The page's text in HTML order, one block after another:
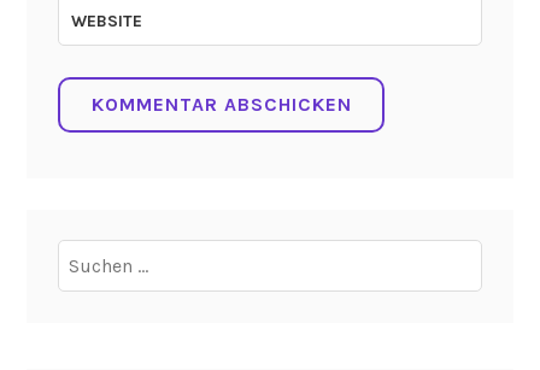
WEBSITE
Suchen
nach: